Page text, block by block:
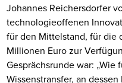
Johannes Reichersdorfer
technologieoffenen
für den Mittelstand, für die
Millionen Euro zur
Gesprächsrunde war:
Wissenstransfer, an